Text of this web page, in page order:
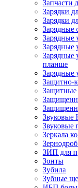
Запчасти
Зарядки
Зарядки
Зарядные
Зарядные
Зарядные
Зарядные
планше
Зарядные
Защитно-
Звуковые
Звуковые
Зеркала
ЗИП для
Зонты
Зубила
Зубные